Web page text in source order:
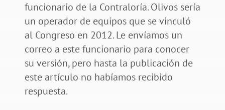
funcionario de la Contraloría. Olivos sería
un operador de equipos que se vinculó
al Congreso en 2012. Le envíamos un
correo a este funcionario para conocer
su versión, pero hasta la publicación de
este artículo no habíamos recibido
respuesta.